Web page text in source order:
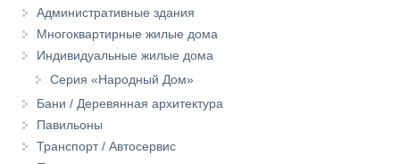
Административные здания
Многоквартирные жилые дома
Индивидуальные жилые дома
Серия «Народный Дом»
Бани / Деревянная архитектура
Павильоны
Транспорт / Автосервис